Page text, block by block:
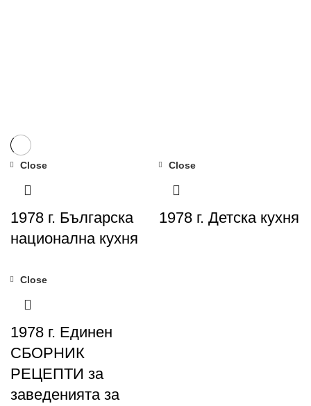
Close
1978 г. Българска
национална кухня
Close
1978 г. Детска кухня
Close
1978 г. Единен
СБОРНИК
РЕЦЕПТИ за
заведенията за